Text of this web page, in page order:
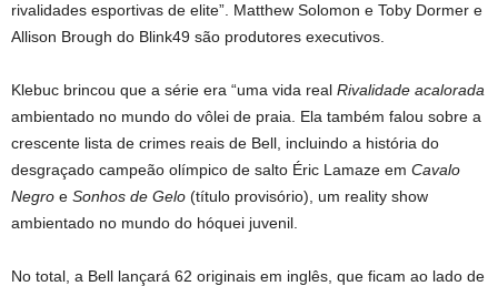
rivalidades esportivas de elite”. Matthew Solomon e Toby Dormer e
Allison Brough do Blink49 são produtores executivos.
Klebuc brincou que a série era “uma vida real Rivalidade acalorada
ambientado no mundo do vôlei de praia. Ela também falou sobre a
crescente lista de crimes reais de Bell, incluindo a história do
desgraçado campeão olímpico de salto Éric Lamaze em Cavalo
Negro e Sonhos de Gelo (título provisório), um reality show
ambientado no mundo do hóquei juvenil.
No total, a Bell lançará 62 originais em inglês, que ficam ao lado de